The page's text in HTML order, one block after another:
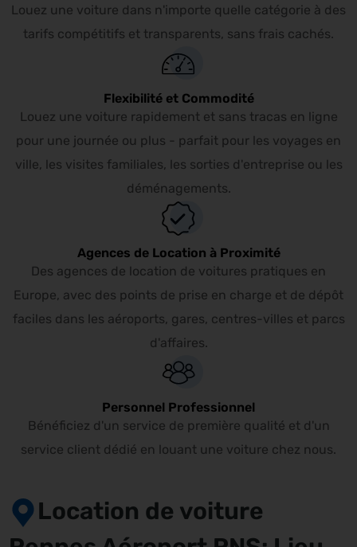
Louez une voiture dans n'importe quelle catégorie à des
tarifs compétitifs et transparents, sans frais cachés.
Flexibilité et Commodité
Louez une voiture rapidement et sans tracas en ligne
pour une journée ou plus - parfait pour les voyages en
ville, les visites familiales, les sorties d'entreprise ou les
déménagements.
Agences de Location à Proximité
Des agences de location de voitures pratiques en
Europe, avec des points de prise en charge et de dépôt
faciles dans les aéroports, gares, centres-villes et parcs
d'affaires.
Personnel Professionnel
Bénéficiez d'un service de première qualité et d'un
service client dédié en louant une voiture chez nous.
Location de voiture